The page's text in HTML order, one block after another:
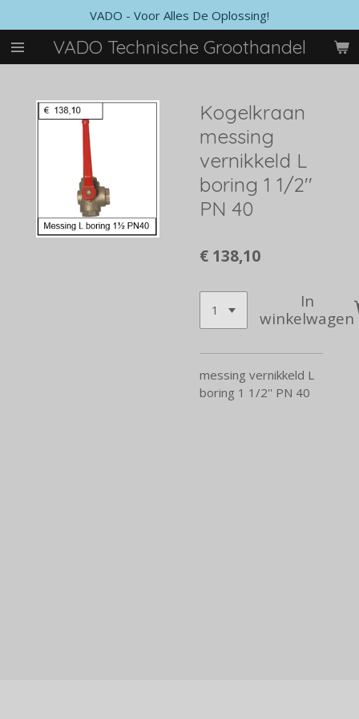
direct
naar
de
VADO Technische Groothandel
VADO - Voor Alles De Oplossing!
Kogelkraan
messing
vernikkeld L
boring 1 1/2''
PN 40
€ 138,10
In
winkelwagen
messing vernikkeld L
boring 1 1/2'' PN 40